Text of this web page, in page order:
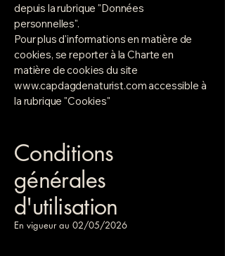
depuis la rubrique "Données
personnelles".
Pour plus d'informations en matière de
cookies, se reporter à la Charte en
matière de cookies du site
www.capdagdenaturist.comaccessible à
la rubrique "Cookies"
Conditions
générales
d'utilisation
En vigueur au 02/05/2026